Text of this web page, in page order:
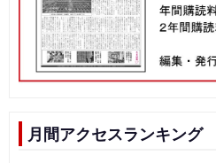
月間アクセスランキング